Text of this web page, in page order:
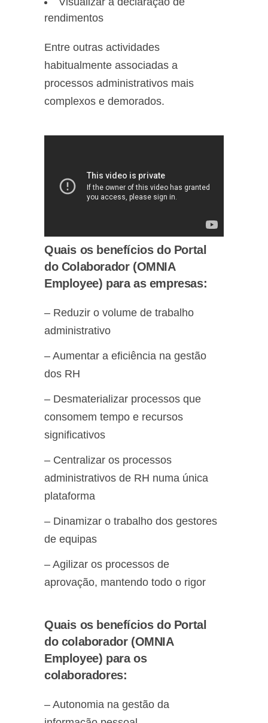
rendimentos
Entre outras actividades
habitualmente associadas a
processos administrativos mais
complexos e demorados.
Quais os benefícios do Portal
do Colaborador (OMNIA
Employee) para as empresas:
– Reduzir o volume de trabalho
administrativo
– Aumentar a eficiência na gestão
dos RH
– Desmaterializar processos que
consomem tempo e recursos
significativos
– Centralizar os processos
administrativos de RH numa única
plataforma
– Dinamizar o trabalho dos gestores
de equipas
– Agilizar os processos de
aprovação, mantendo todo o rigor
Quais os benefícios do Portal
do colaborador (OMNIA
Employee) para os
colaboradores:
– Autonomia na gestão da